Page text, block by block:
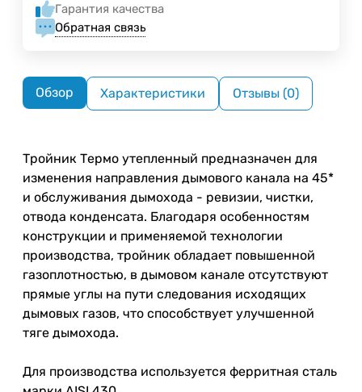
Гарантия качества
Обратная связь
Обзор Характеристики Отзывы (0)
Тройник Термо утепленный предназначен для
изменения направления дымового канала на 45*
и обслуживания дымохода - ревизии, чистки,
отвода конденсата. Благодаря особенностям
конструкции и применяемой технологии
производства, тройник обладает повышенной
газоплотностью, в дымовом канале отсутствуют
прямые углы на пути следования исходящих
дымовых газов, что способствует улучшенной
тяге дымохода.
Для производства используется ферритная сталь